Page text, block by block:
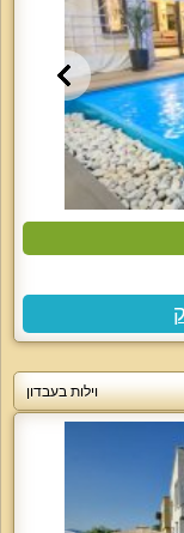
וילות בעבדון